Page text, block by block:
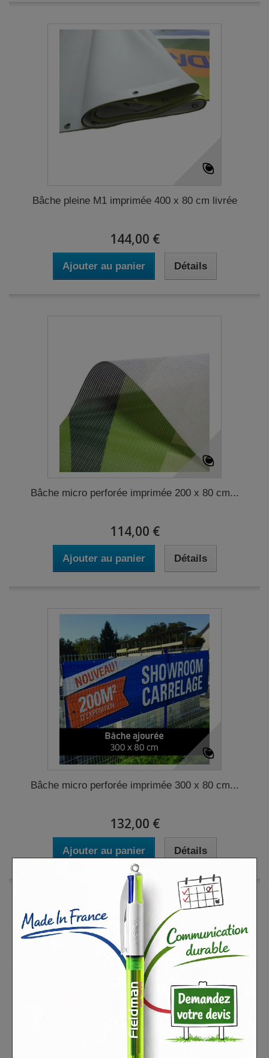
Bâche pleine M1 imprimée 400 x 80 cm livrée
144,00 €
Ajouter au panier Détails
Bâche micro perforée imprimée 200 x 80 cm...
114,00 €
Ajouter au panier Détails
Bâche micro perforée imprimée 300 x 80 cm...
132,00 €
Ajouter au panier Détails